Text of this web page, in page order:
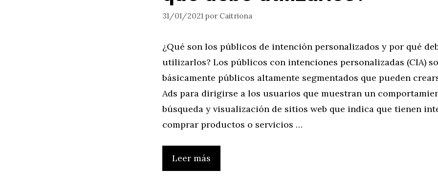
31/01/2021 por Caitriona
¿Qué son los públicos de intención personalizados y por qué
utilizarlos? Los públicos con intenciones personalizadas (CIA)
básicamente públicos altamente segmentados que pueden
Ads para dirigirse a los usuarios que muestran un
búsqueda y visualización de sitios web que indica que tienen
comprar productos o servicios …
Leer más